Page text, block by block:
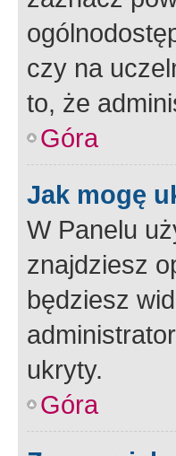
czy na
to, że
Góra
Jak mogę
W Panelu
znajdziesz
będziesz
ukryty.
Góra